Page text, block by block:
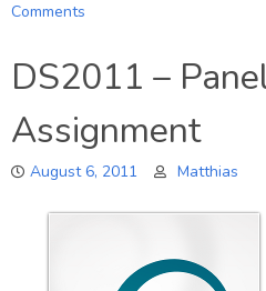
Comments
eigener
Webhosting-
Wechsel…
DS2011 –
Assignment
August 6, 2011 Matthias